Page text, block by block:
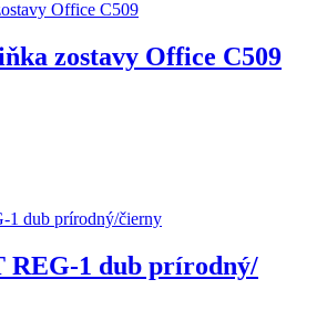
zostavy Office C509
REG-1 dub prírodný/